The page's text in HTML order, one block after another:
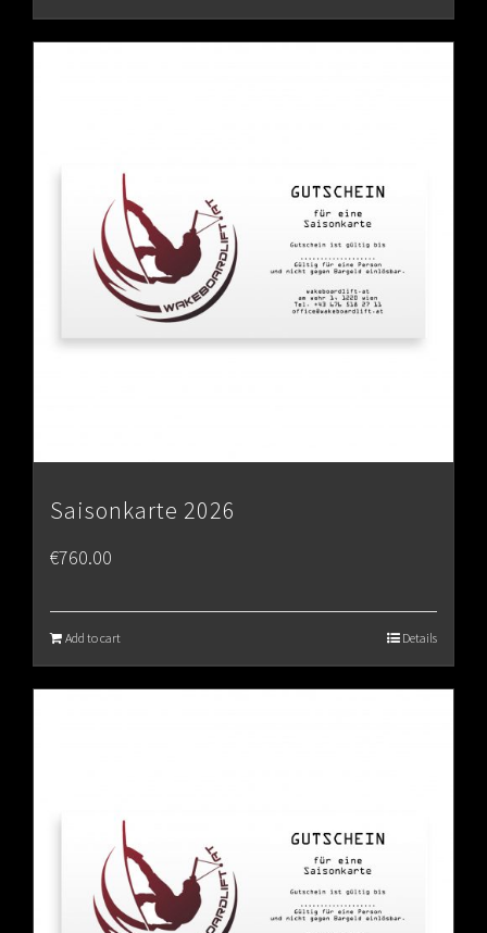
Saisonkarte 2026
€760.00
Add to cart Details